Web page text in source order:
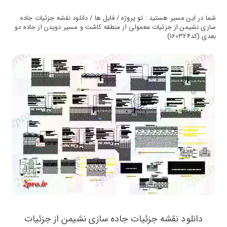
شما در این مسیر هستید : تو پروژه / فایل ها / دانلود نقشه جزئیات جاده
سازی نشیمن از جزئیات معمولی از منطقه کاشت و مسیر دویدن از جاده دو
بعدی (کد160324)
دانلود نقشه جزئیات جاده سازی نشیمن از جزئیات